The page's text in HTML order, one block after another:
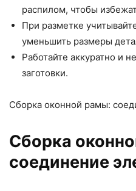
распилом, чтобы
При разметке
уменьшить размеры
Работайте аккуратно и
заготовки.
Сборка оконной рамы:
Сборка
соединение